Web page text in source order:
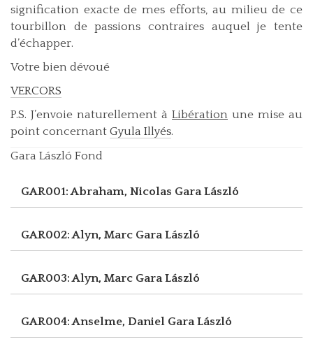
signification exacte de mes efforts, au milieu de ce
tourbillon de passions contraires auquel je tente
d’échapper.
Votre bien dévoué
VERCORS
P.S. J’envoie naturellement à Libération une mise au
point concernant Gyula Illyés.
Gara László Fond
GAR001: Abraham, Nicolas Gara László
GAR002: Alyn, Marc Gara László
GAR003: Alyn, Marc Gara László
GAR004: Anselme, Daniel Gara László